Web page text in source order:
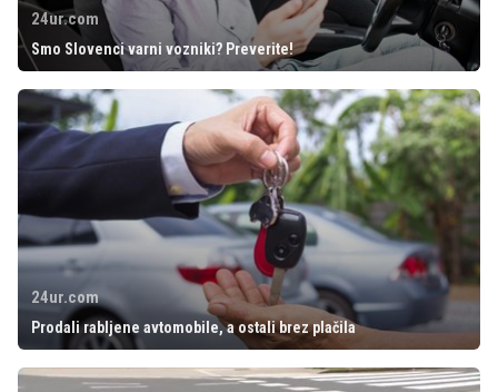
24ur.com
Smo Slovenci varni vozniki? Preverite!
24ur.com
Prodali rabljene avtomobile, a ostali brez plačila